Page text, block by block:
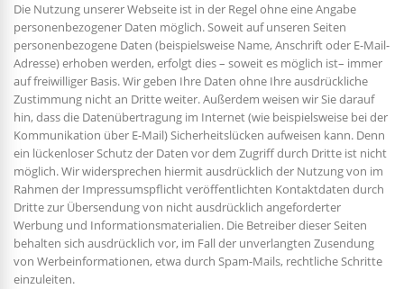
Die Nutzung unserer Webseite ist in der Regel ohne eine Angabe
personenbezogener Daten möglich. Soweit auf unseren Seiten
personenbezogene Daten (beispielsweise Name, Anschrift oder E-Mail-
Adresse) erhoben werden, erfolgt dies – soweit es möglich ist– immer
auf freiwilliger Basis. Wir geben Ihre Daten ohne Ihre ausdrückliche
Zustimmung nicht an Dritte weiter. Außerdem weisen wir Sie darauf
hin, dass die Datenübertragung im Internet (wie beispielsweise bei der
Kommunikation über E-Mail) Sicherheitslücken aufweisen kann. Denn
ein lückenloser Schutz der Daten vor dem Zugriff durch Dritte ist nicht
möglich. Wir widersprechen hiermit ausdrücklich der Nutzung von im
Rahmen der Impressumspflicht veröffentlichten Kontaktdaten durch
Dritte zur Übersendung von nicht ausdrücklich angeforderter
Werbung und Informationsmaterialien. Die Betreiber dieser Seiten
behalten sich ausdrücklich vor, im Fall der unverlangten Zusendung
von Werbeinformationen, etwa durch Spam-Mails, rechtliche Schritte
einzuleiten.